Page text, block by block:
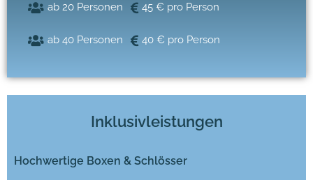
ab 20 Personen 45 € pro Person
ab 40 Personen 40 € pro Person
Inklusivleistungen
Hochwertige Boxen & Schlösser